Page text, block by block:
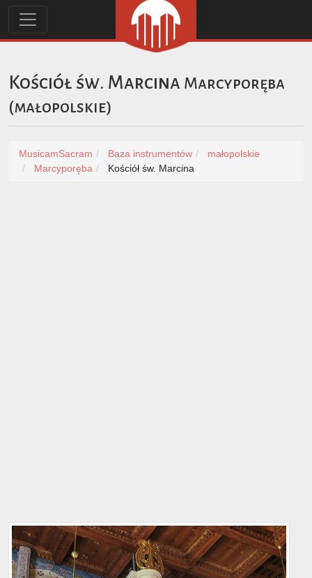
Kościół św. Marcina Marcyporęba
(małopolskie)
MusicamSacram Baza instrumentów
małopolskie
Marcyporęba
Kościół św. Marcina